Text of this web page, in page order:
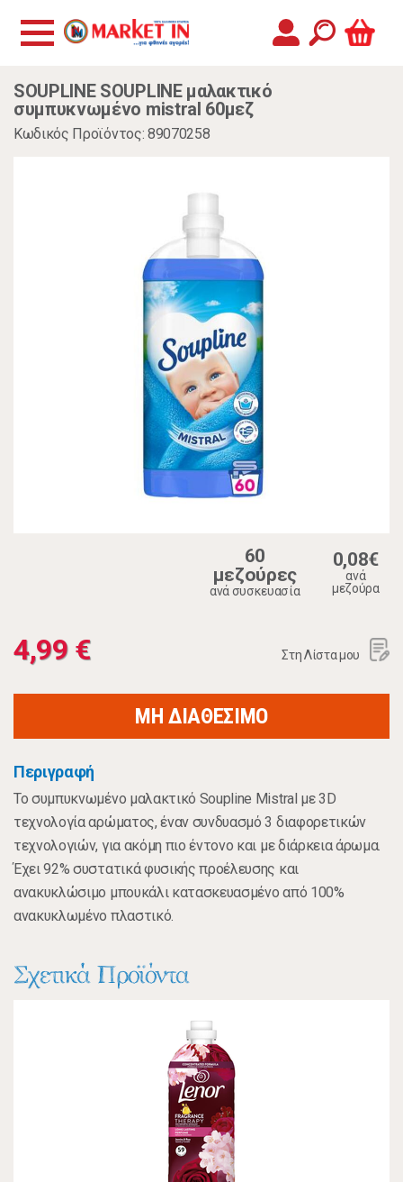
SOUPLINE SOUPLINE μαλακτικό
συμπυκνωμένο mistral 60μεζ
Κωδικός Προϊόντος: 89070258
60
μεζούρες
ανά συσκευασία
0,08€
ανά
μεζούρα
4,99 € Στη Λίστα μου
ΜΗ ΔΙΑΘΕΣΙΜΟ
Περιγραφή
Το συμπυκνωμένο μαλακτικό Soupline Mistral με 3D
τεχνολογία αρώματος, έναν συνδυασμό 3 διαφορετικών
τεχνολογιών, για ακόμη πιο έντονο και με διάρκεια άρωμα.
Έχει 92% συστατικά φυσικής προέλευσης και
ανακυκλώσιμο μπουκάλι κατασκευασμένο από 100%
ανακυκλωμένο πλαστικό.
Σχετικά Προϊόντα